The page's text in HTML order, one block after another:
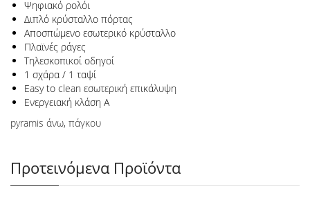
Ψηφιακό ρολόι
Διπλό κρύσταλλο πόρτας
Αποσπώμενο εσωτερικό κρύσταλλο
Πλαϊνές ράγες
Τηλεσκοπικοί οδηγοί
1 σχάρα / 1 ταψί
Easy to clean εσωτερική επικάλυψη
Ενεργειακή κλάση Α
pyramis άνω, πάγκου
Προτεινόμενα Προϊόντα